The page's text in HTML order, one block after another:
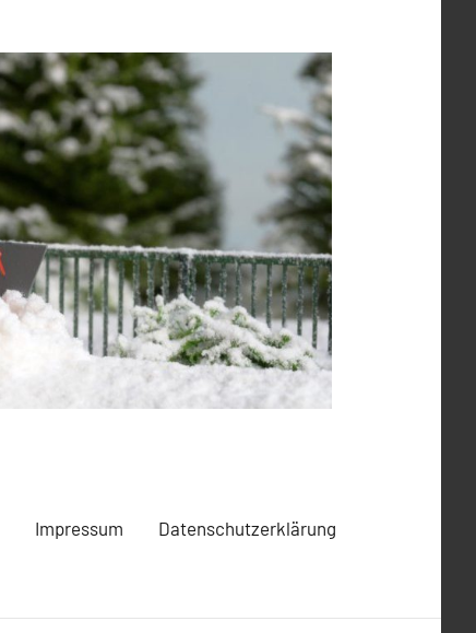
Impressum Datenschutzerklärung